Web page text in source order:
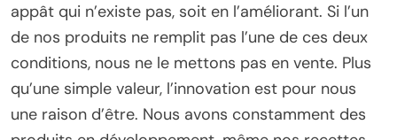
appât qui n’existe pas, soit en l’améliorant. Si l’un
de nos produits ne remplit pas l’une de ces deux
conditions, nous ne le mettons pas en vente. Plus
qu’une simple valeur, l’innovation est pour nous
une raison d’être. Nous avons constamment des